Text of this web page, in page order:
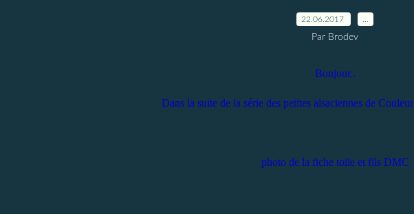
22.06.2017
Par Brodev
Bonjour..
Dans la suite de la série des petites alsaciennes de
photo de la fiche toile et fils DMC